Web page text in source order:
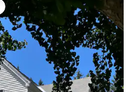
plus appréciés